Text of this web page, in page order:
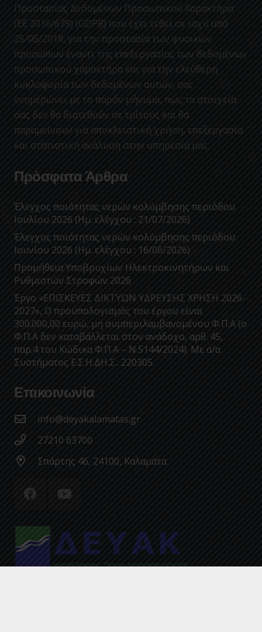
Προστασίας Δεδομένων Προσωπικού Χαρακτήρα
(ΕΕ 2016/679) (GDPR) που έχει τεθεί σε ισχύ από
25/05/2018, για την προστασία των φυσικών
προσώπων έναντι της επεξεργασίας των δεδομένων
προσωπικού χαρακτήρα και για την ελεύθερη
κυκλοφορία των δεδομένων αυτών, σας
ενημερώνει με το παρόν μήνυμα, πως τα στοιχεία
σας δεν θα διατεθούν σε τρίτους και θα
παραμείνουν για αποκλειστική χρήση, επεξεργασία
και στατιστική ανάλυση στην υπηρεσία μας.
Πρόσφατα Άρθρα
Έλεγχος ποιότητας νερών κολύμβησης περιόδου
Ιουλίου 2026 (Ημ. ελέγχου : 21/07/2026)
Έλεγχος ποιότητας νερών κολύμβησης περιόδου
Ιουνίου 2026 (Ημ. ελέγχου : 16/06/2026)
Προμήθεια Υποβρυχίων Ηλεκτροκινητήρων και
Ρυθμιστών Στροφών 2026
Έργο «ΕΠΙΣΚΕΥΕΣ ΔΙΚΤΥΩΝ ΥΔΡΕΥΣΗΣ ΧΡΗΣΗ 2026-
2027», Ο προϋπολογισμός του έργου είναι
300.000,00 ευρώ, μη συμπεριλαμβανομένου Φ.Π.Α (ο
Φ.Π.Α δεν καταβάλλεται στον ανάδοχο, αρθ. 45,
παρ.4 του Κώδικα Φ.Π.Α – Ν.5144/2024). Με α/α
Συστήματος Ε.Σ.Η.ΔΗ.Σ.: 220305.
Επικοινωνία
info@deyakalamatas.gr
27210 63700
Σπάρτης 46, 24100, Καλαμάτα